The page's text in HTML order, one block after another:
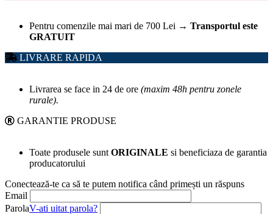
Pentru comenzile mai mari de 700 Lei → Transportul este
GRATUIT
LIVRARE RAPIDA
Livrarea se face in 24 de ore (maxim 48h pentru zonele
rurale).
GARANTIE PRODUSE
Toate produsele sunt ORIGINALE si beneficiaza de garantia
producatorului
Conectează-te ca să te putem notifica când primești un răspuns
Email
ParolaV-ati uitat parola?